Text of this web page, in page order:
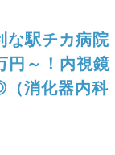
な駅チカ病院
円～！内視鏡
消化器内科